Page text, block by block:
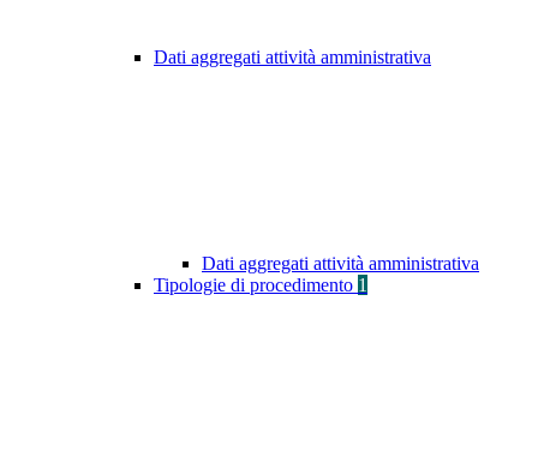
Dati aggregati attività amministrativa
Dati aggregati attività amministrativa
Tipologie di procedimento 1